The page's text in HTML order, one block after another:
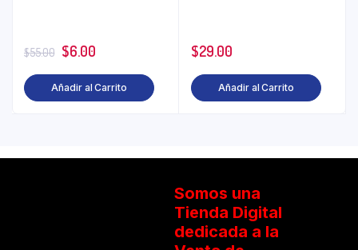
$55.00 $6.00
Añadir al Carrito
$29.00
Añadir al Carrito
Somos una
Tienda Digital
dedicada a la